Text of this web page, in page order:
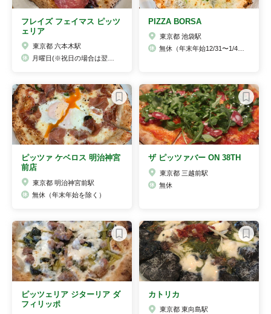
フレイズ フェイマス ピッツ
ェリア
東京都 六本木駅
PIZZA BORSA
東京都 池袋駅
ピッツァ ケベロス 明治神宮
前店
東京都 明治神宮前駅
無休（年末年始を除く）
ザ ピッツァバー ON 38TH
東京都 三越前駅
無休
ピッツェリア ジターリア ダ
フィリッポ
カトリカ
東京都 東向島駅